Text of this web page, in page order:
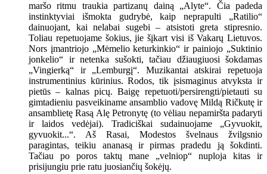
maršo ritmu traukia partizanų dainą „Alyte“. Čia padeda
instinktyviai išmokta gudrybė, kaip neprapulti „Ratilio“
dainuojant, kai nelabai sugebi – atsistoti greta stipresnio.
Toliau repetuojame šokius, jie šįkart visi iš Vakarų Lietuvos.
Nors įmantriojo „Mėmelio keturkinkio“ ir painiojo „Suktinio
jonkelio“ ir netenka sušokti, tačiau džiaugiuosi šokdamas
„Vingierką“ ir „Lemburgį“. Muzikantai atskirai repetuoja
instrumentinius kūrinius. Rodos, tik įsismaginus atvyksta ir
pietūs – kalnas picų. Baigę repetuoti/persirengti/pietauti su
gimtadieniu pasveikiname ansamblio vadovę Mildą Ričkutę ir
ansamblietę Rasą Alę Petronytę (to vėliau nepamiršta padaryti
ir laidos vedėjai). Tradiciškai sudainuojame „Gyvuokit,
gyvuokit...“. Aš Rasai, Modestos švelnaus žvilgsnio
paragintas, teikiu ananasą ir pirmas pradedu ją šokdinti.
Tačiau po poros taktų mane „velniop“ nuploja kitas ir
prisijungiu prie ratu juosiančių šokėjų.